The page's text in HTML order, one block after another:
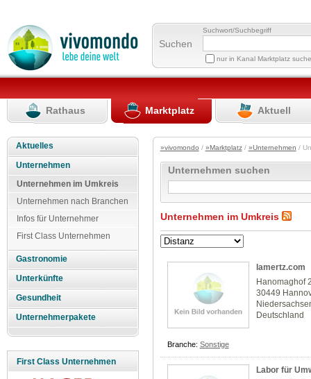
Suchen
Suchwort/Suchbegriff
nur in Kanal Marktplatz
Rathaus Marktplatz Aktuell
Aktuelles
Unternehmen
Unternehmen im Umkreis
Unternehmen nach Branchen
Infos für Unternehmer
First Class Unternehmen
Gastronomie
Unterkünfte
Gesundheit
Unternehmerpakete
First Class Unternehmen
»vivomondo / »Marktplatz/ »Unternehmen /
Unternehmen suchen
Unternehmen im Umkreis
lamertz.com
Hanomaghof
30449
Deutschland
Branche: Sonstige
Labor für